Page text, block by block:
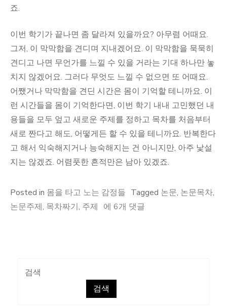
죠.
이번 학기가 끝나면 좀 달라져 있을까요? 아무렴 어때요.
그저, 이 막막함을 견디며 지내겠어요. 이 막막함을 묵묵히
견디고 나면 무언가를 느낄 수 있을 거라는 기대 하나만 놓
치지 않겠어요. 그러다 무엇도 느낄 수 없으면 또 어때요.
어쨌거나 막막함을 견딘 시간은 몸이 기억할 테니까요. 이
런 시간들을 몸이 기억한다면, 이번 학기 내내 고민했던 내
용들을 모두 엎고 새로운 주제를 정하고 목차를 처음부터
새로 짠다고 해도, 어떻게든 할 수 있을 테니까요. 반복한다
고 해서 익숙해지거나 능숙해지는 건 아니지만, 아주 낯설
지는 않겠죠. 어렴풋한 흔적만은 남아 있겠죠.
Posted in 몸을 타고 노는 감정들 Tagged 논문, 논문목차,
논문주제, 목차짜기, 주제 제
해
줬
에 6개 댓글
검색
검색